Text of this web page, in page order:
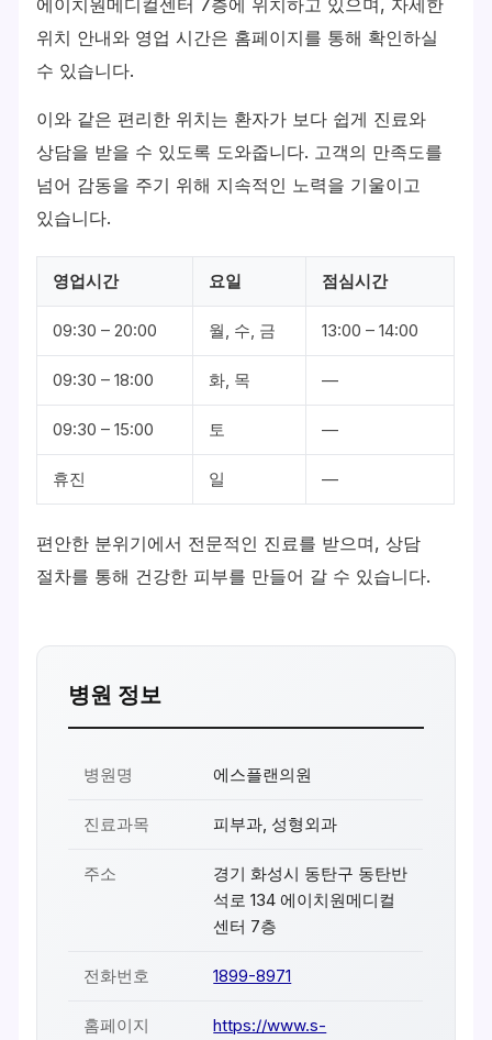
에이치원메디컬센터 7층에 위치하고 있으며, 자세한
위치 안내와 영업 시간은 홈페이지를 통해 확인하실
수 있습니다.
이와 같은 편리한 위치는 환자가 보다 쉽게 진료와
상담을 받을 수 있도록 도와줍니다. 고객의 만족도를
넘어 감동을 주기 위해 지속적인 노력을 기울이고
있습니다.
영업시간 요일 점심시간
09:30 – 20:00 월, 수, 금 13:00 – 14:00
09:30 – 18:00 화, 목 —
09:30 – 15:00 토 —
휴진 일 —
편안한 분위기에서 전문적인 진료를 받으며, 상담
절차를 통해 건강한 피부를 만들어 갈 수 있습니다.
병원 정보
병원명 에스플랜의원
진료과목 피부과, 성형외과
주소
경기 화성시 동탄구 동탄반
석로 134 에이치원메디컬
센터 7층
전화번호 1899-8971
홈페이지
https://www.s-